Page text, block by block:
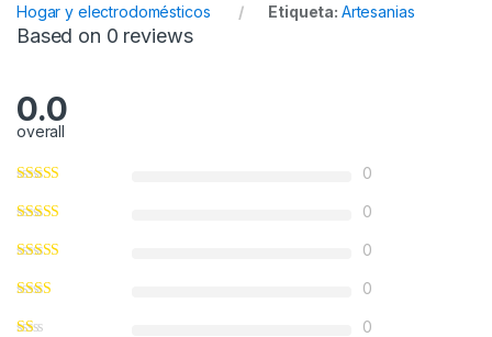
Hogar y electrodomésticos
Etiqueta: Artesanias
Based on 0 reviews
0.0
overall
0
0
0
0
0